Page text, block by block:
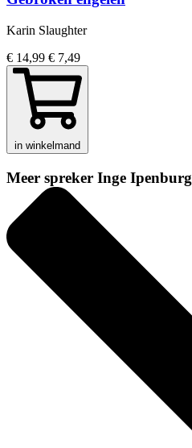
Karin Slaughter
€ 14,99 € 7,49
in winkelmand
Meer spreker Inge Ipenburg